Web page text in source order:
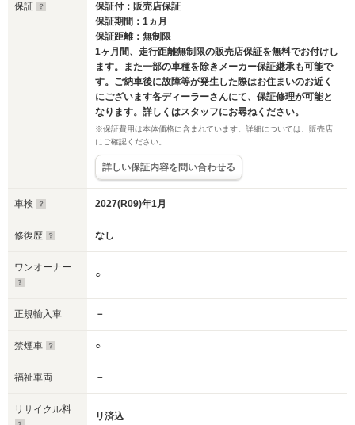
保証
保証付：販売店保証
保証期間：1ヵ月
保証距離：無制限
1ヶ月間、走行距離無制限の販売店保証を無料でお付けし
ます。また一部の車種を除きメーカー保証継承も可能で
す。ご納車後に故障等が発生した際はお住まいのお近く
にございます各ディーラーさんにて、保証修理が可能と
なります。詳しくはスタッフにお尋ねください。
※保証費用は本体価格に含まれています。詳細については、販売店
にご確認ください。
詳しい保証内容を問い合わせる
車検 2027(R09)年1月
修復歴 なし
ワンオーナー
○
正規輸入車 －
禁煙車 ○
福祉車両 －
リサイクル料
リ済込